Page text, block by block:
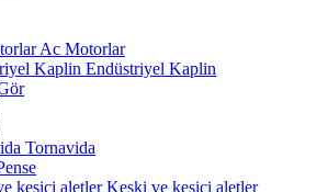
Ac Motorlar
Endüstriyel Kaplin
Tornavida
Keski ve kesici aletler